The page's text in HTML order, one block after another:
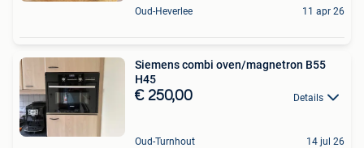
Oud-Heverlee 11 apr 26
Siemens combi oven/magnetron B55
H45
€ 250,00 Details
Oud-Turnhout 14 jul 26